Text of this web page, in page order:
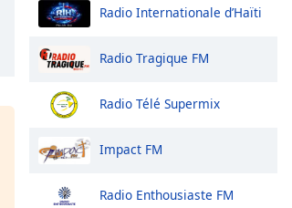
Radio Internationale d’Haïti
Radio Tragique FM
Radio Télé Supermix
Impact FM
Radio Enthousiaste FM